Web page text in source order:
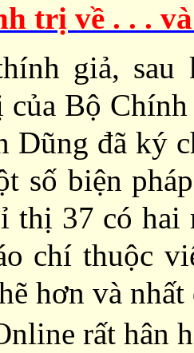
trị về . . .
giả,
của Bộ
Dũng đã ký
số biện
thị 37 có
chí thuộc
hơn và
rất hân